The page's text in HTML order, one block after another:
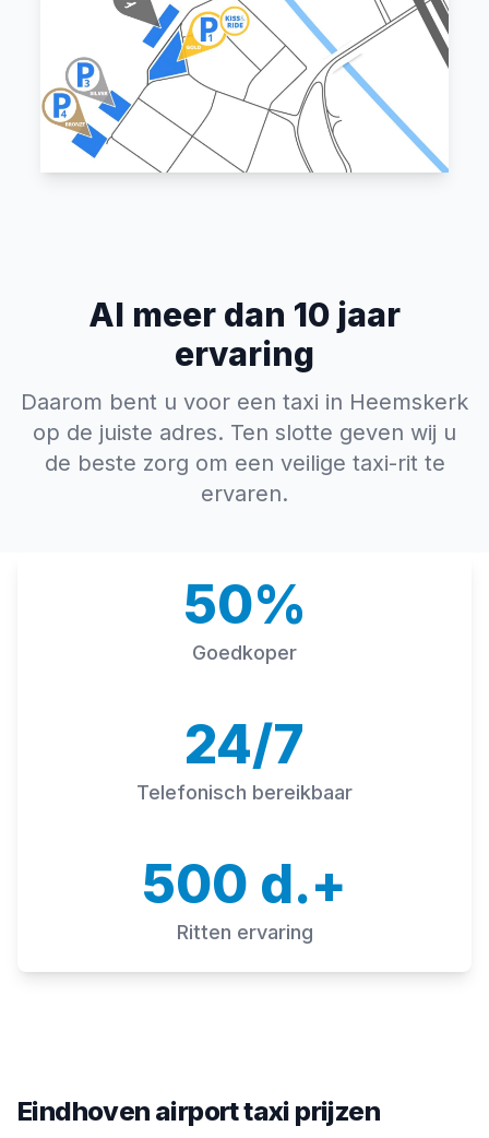
Al meer dan 10 jaar
ervaring
Daarom bent u voor een taxi in Heemskerk
op de juiste adres. Ten slotte geven wij u
de beste zorg om een veilige taxi-rit te
ervaren.
Goedkoper
50%
Telefonisch bereikbaar
24/7
Ritten ervaring
500 d.+
Eindhoven airport taxi prijzen